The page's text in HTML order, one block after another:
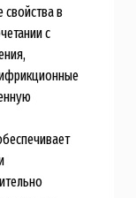
свойства в
с